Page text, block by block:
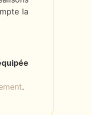
la
.